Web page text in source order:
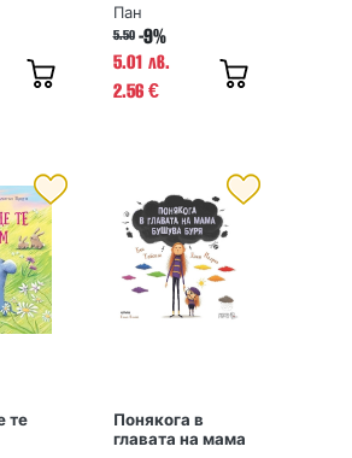
Пан
5.50 -9%
5.01 лв.
2.56 €
те
Понякога в
главата на мама